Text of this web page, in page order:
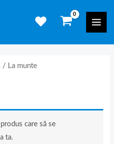
/ La munte
care să se
ta.